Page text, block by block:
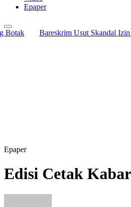
Epaper
Bareskrim Usut Skandal Izin
Epaper
Edisi Cetak